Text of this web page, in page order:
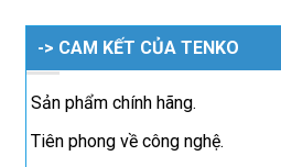
-> CAM KẾT CỦA TENKO
Sản phẩm chính hãng.
Tiên phong về công nghệ.